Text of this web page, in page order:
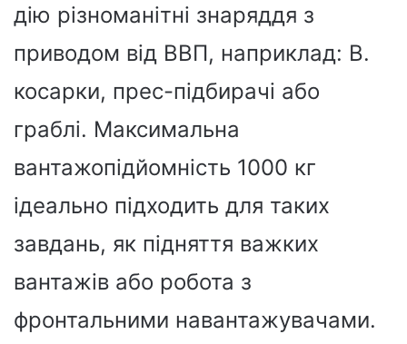
дію різноманітні знаряддя з
приводом від ВВП, наприклад: B.
косарки, прес-підбирачі або
граблі. Максимальна
вантажопідйомність 1000 кг
ідеально підходить для таких
завдань, як підняття важких
вантажів або робота з
фронтальними навантажувачами.